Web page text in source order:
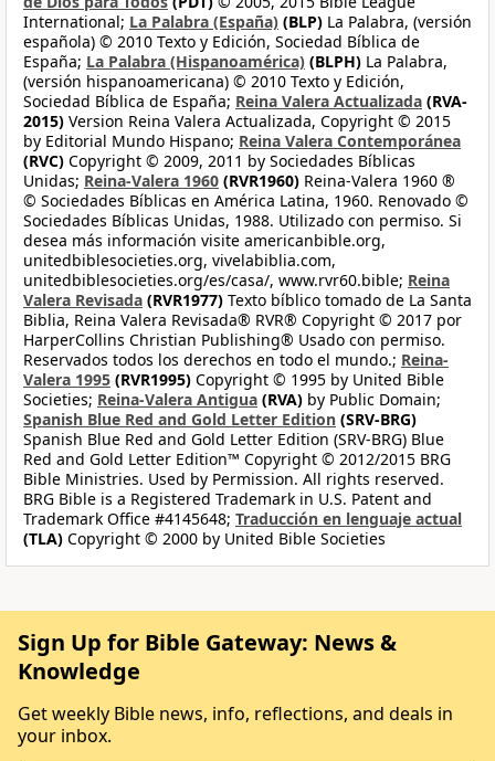
International; La Palabra (España) (BLP) La Palabra, (versión
española) © 2010 Texto y Edición, Sociedad Bíblica de
España; La Palabra (Hispanoamérica) (BLPH) La Palabra,
(versión hispanoamericana) © 2010 Texto y Edición,
Sociedad Bíblica de España; Reina Valera Actualizada (RVA-
2015) Version Reina Valera Actualizada, Copyright © 2015
by Editorial Mundo Hispano; Reina Valera Contemporánea
(RVC) Copyright © 2009, 2011 by Sociedades Bíblicas
Unidas; Reina-Valera 1960 (RVR1960) Reina-Valera 1960 ®
© Sociedades Bíblicas en América Latina, 1960. Renovado ©
Sociedades Bíblicas Unidas, 1988. Utilizado con permiso. Si
desea más información visite americanbible.org,
unitedbiblesocieties.org, vivelabiblia.com,
unitedbiblesocieties.org/es/casa/, www.rvr60.bible; Reina
Valera Revisada (RVR1977) Texto bíblico tomado de La Santa
Biblia, Reina Valera Revisada® RVR® Copyright © 2017 por
HarperCollins Christian Publishing® Usado con permiso.
Reservados todos los derechos en todo el mundo.; Reina-
Valera 1995 (RVR1995) Copyright © 1995 by United Bible
Societies; Reina-Valera Antigua (RVA) by Public Domain;
Spanish Blue Red and Gold Letter Edition (SRV-BRG)
Spanish Blue Red and Gold Letter Edition (SRV-BRG) Blue
Red and Gold Letter Edition™ Copyright © 2012/2015 BRG
Bible Ministries. Used by Permission. All rights reserved.
BRG Bible is a Registered Trademark in U.S. Patent and
Trademark Office #4145648; Traducción en lenguaje actual
(TLA) Copyright © 2000 by United Bible Societies
Sign Up for Bible Gateway: News &
Knowledge
Get weekly Bible news, info, reflections, and deals in
your inbox.